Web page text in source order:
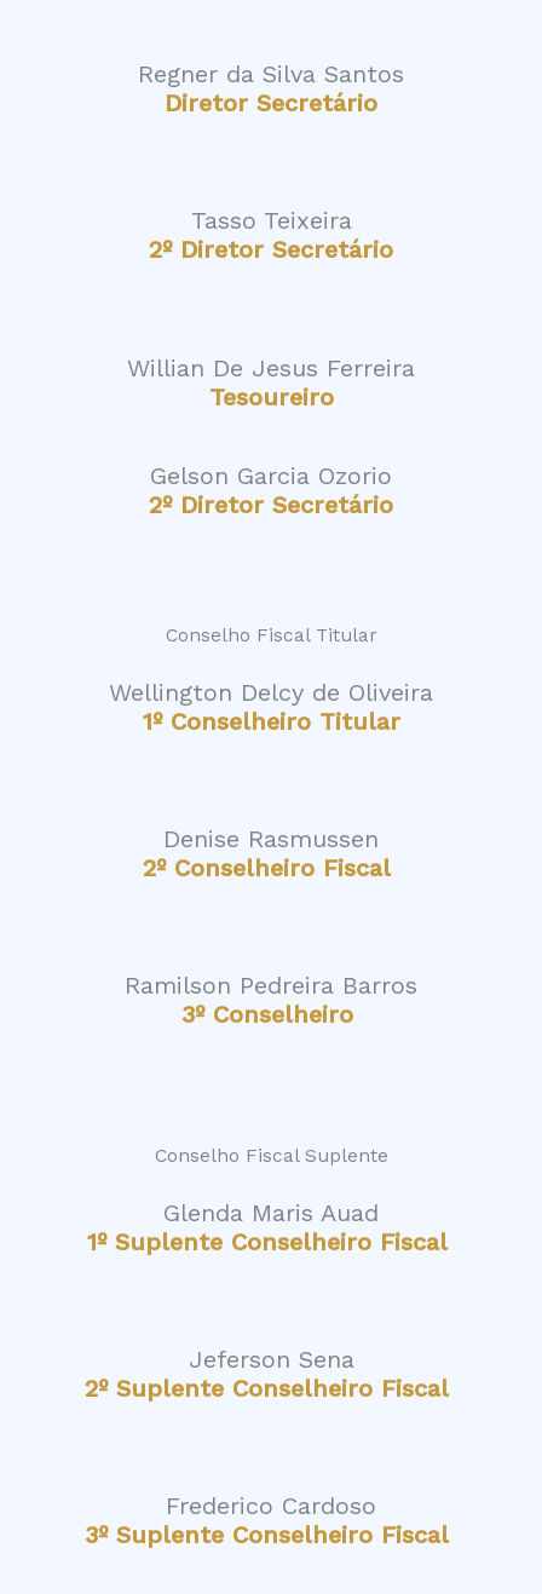
Regner da Silva Santos
Diretor Secretário
Tasso Teixeira
2º Diretor Secretário
Willian De Jesus Ferreira
Tesoureiro
Gelson Garcia Ozorio
2º Diretor Secretário
Conselho Fiscal Titular
Wellington Delcy de Oliveira
1º Conselheiro Titular
Denise Rasmussen
2º Conselheiro Fiscal
Ramilson Pedreira Barros
3º Conselheiro
Conselho Fiscal Suplente
Glenda Maris Auad
1º Suplente Conselheiro Fiscal
Jeferson Sena
2º Suplente Conselheiro Fiscal
Frederico Cardoso
3º Suplente Conselheiro Fiscal